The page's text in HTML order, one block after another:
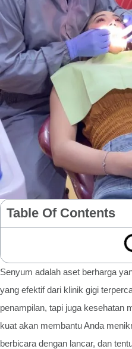
Table Of Contents
Senyum adalah aset berharga
yang efektif dari klinik gigi
penampilan, tapi juga kesehatan
kuat akan membantu Anda
berbicara dengan lancar, dan